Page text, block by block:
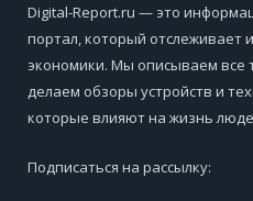
Digital-Report.ru — это
портал, который отслеживает
экономики. Мы описываем все
делаем обзоры устройств и
которые влияют на жизнь
Подписаться на рассылку: